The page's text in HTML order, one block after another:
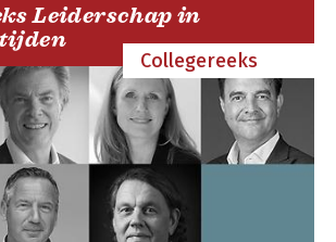
Leiderschap in
Collegereeks